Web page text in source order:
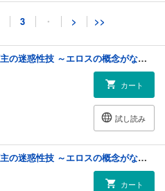
3 ・ > >>
【単話版】転生領主の迷惑性技 ～エロスの概念がない世界で現代の知識を使ってみたら～（フルカラー） 第11話 政務官
カート
試し読み
【単話版】転生領主の迷惑性技 ～エロスの概念がない世界で現代の知識を使ってみたら～（フルカラー） 第12話 妻の出迎え
カート